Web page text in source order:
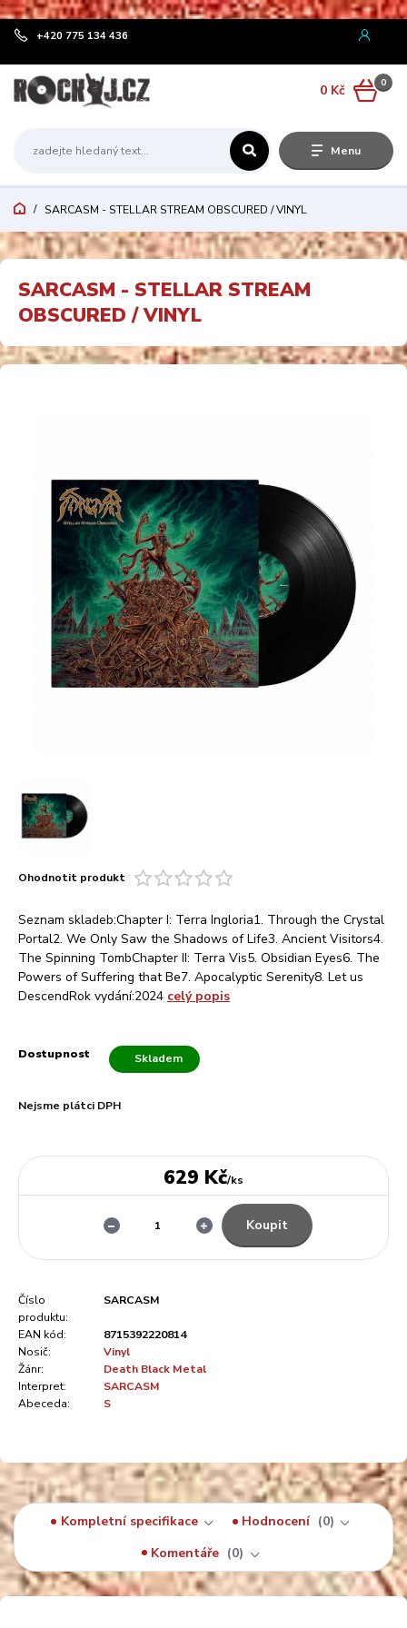
¨
Menu
+420 775 134 436
0
0 Kč
SARCASM - STELLAR STREAM OBSCURED / VINYL
SARCASM - STELLAR STREAM
OBSCURED / VINYL
Ohodnotit produkt
Seznam skladeb:Chapter I: Terra Ingloria1. Through the Crystal
Portal2. We Only Saw the Shadows of Life3. Ancient Visitors4.
The Spinning TombChapter II: Terra Vis5. Obsidian Eyes6. The
Powers of Suffering that Be7. Apocalyptic Serenity8. Let us
DescendRok vydání:2024 celý popis
Dostupnost Skladem
Nejsme plátci DPH
629 Kč/ks
Koupit
Číslo
produktu:
SARCASM
EAN kód:
8715392220814
Nosič:
Vinyl
Žánr:
Death Black Metal
Interpret:
SARCASM
Abeceda:
S
Kompletní specifikace Hodnocení
0
Komentáře
0